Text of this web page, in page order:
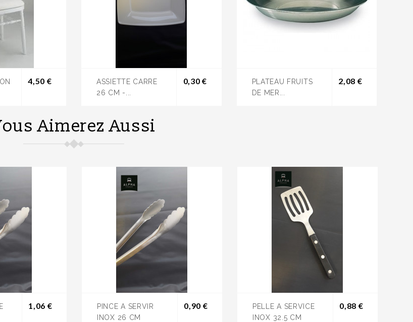
4,50 €Prix
ASSIETTE CARRE
26 CM -...
0,30 €Prix
PLATEAU FRUITS
DE MER...
2,08 €Prix
Aimerez Aussi
1,06 €Prix
PINCE A SERVIR
INOX 26 CM
0,90 €Prix
PELLE A SERVICE
INOX 32.5 CM
0,88 €Prix